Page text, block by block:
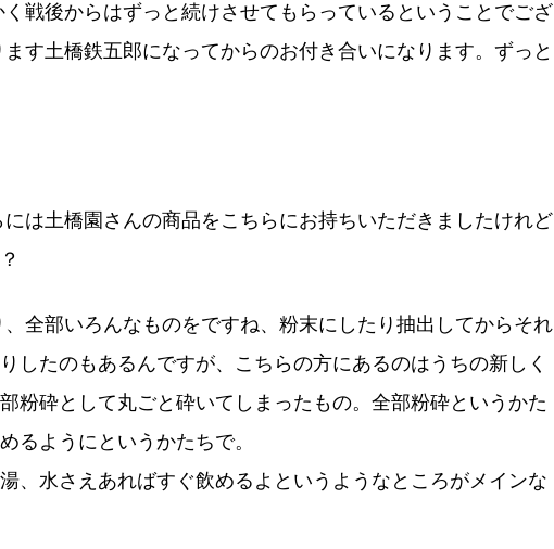
戦後からはずっと続けさせてもらっているということでござ
す土橋鉄五郎になってからのお付き合いになります。ずっと
は土橋園さんの商品をこちらにお持ちいただきましたけれど
全部いろんなものをですね、粉末にしたり抽出してからそれ
したのもあるんですが、こちらの方にあるのはうちの新しく
粉砕として丸ごと砕いてしまったもの。全部粉砕というかた
るようにというかたちで。
、水さえあればすぐ飲めるよというようなところがメインな